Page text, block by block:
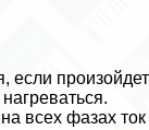
если произойдет
всех фазах ток